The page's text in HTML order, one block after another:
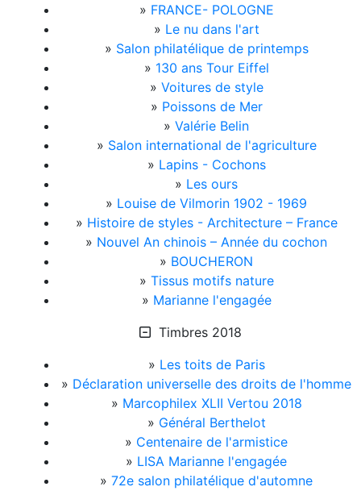
» FRANCE- POLOGNE
» Le nu dans l'art
» Salon philatélique de printemps
» 130 ans Tour Eiffel
» Voitures de style
» Poissons de Mer
» Valérie Belin
» Salon international de l'agriculture
» Lapins - Cochons
» Les ours
» Louise de Vilmorin 1902 - 1969
» Histoire de styles - Architecture – France
» Nouvel An chinois – Année du cochon
» BOUCHERON
» Tissus motifs nature
» Marianne l'engagée
Timbres 2018
» Les toits de Paris
» Déclaration universelle des droits de l'homme
» Marcophilex XLII Vertou 2018
» Général Berthelot
» Centenaire de l'armistice
» LISA Marianne l'engagée
» 72e salon philatélique d'automne